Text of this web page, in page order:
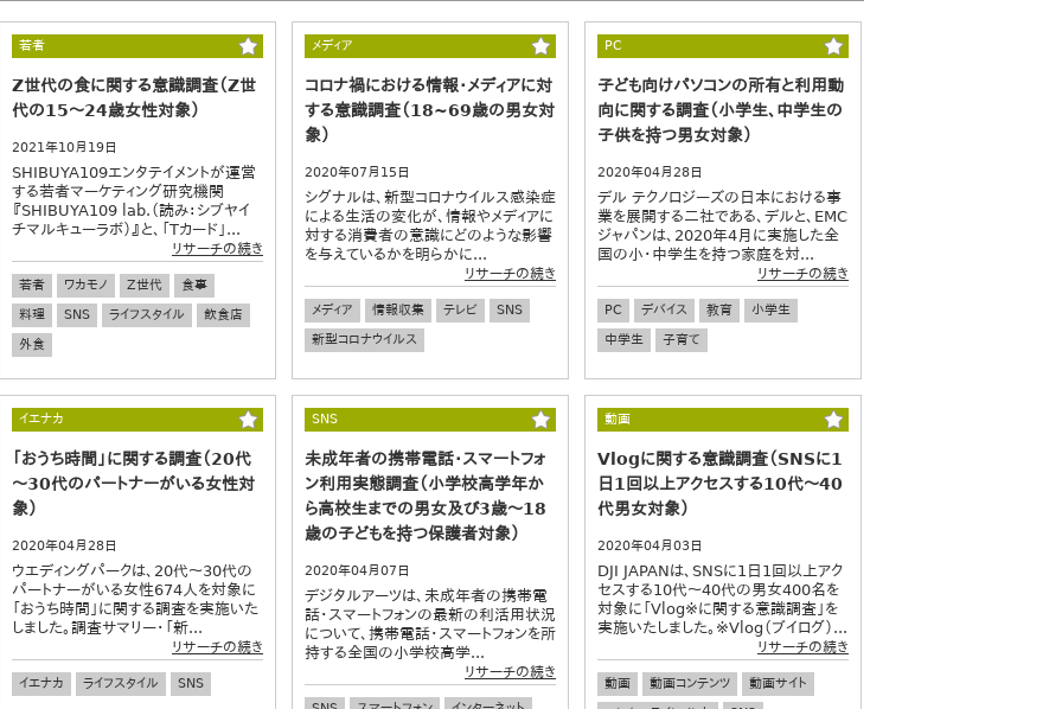
若者
Z世代の食に関する意識調査（Z世
代の15～24歳女性対象）
2021年10月19日
SHIBUYA109エンタテイメントが運営
する若者マーケティング研究機関
『SHIBUYA109 lab.（読み：シブヤイ
チマルキューラボ）』と、「Tカード」...
リサーチの続き
若者 ワカモノ Z世代
食事
料理
SNS ライフスタイル
飲食店
外食
メディア
コロナ禍における情報・メディアに対
する意識調査（18~69歳の男女対
象）
2020年07月15日
シグナルは、新型コロナウイルス感染症
による生活の変化が、情報やメディアに
対する消費者の意識にどのような影響
を与えているかを明らかに...
リサーチの続き
メディア 情報収集 テレビ
SNS
新型コロナウイルス
PC
子ども向けパソコンの所有と利用動
向に関する調査（小学生、中学生の
子供を持つ男女対象）
2020年04月28日
デル テクノロジーズの日本における事
業を展開する二社である、デルと、EMC
ジャパンは、2020年4月に実施した全
国の小・中学生を持つ家庭を対...
リサーチの続き
PC デバイス 教育
小学生
中学生
子育て
イエナカ
「おうち時間」に関する調査（20代
～30代のパートナーがいる女性対
象）
2020年04月28日
ウエディングパークは、20代～30代の
パートナーがいる女性674人を対象に
「おうち時間」に関する調査を実施いた
しました。調査サマリー・「新...
リサーチの続き
イエナカ ライフスタイル SNS
SNS
未成年者の携帯電話・スマートフォ
ン利用実態調査（小学校高学年か
ら高校生までの男女及び3歳～18
歳の子どもを持つ保護者対象）
2020年04月07日
デジタルアーツは、未成年者の携帯電
話・スマートフォンの最新の利活用状況
について、携帯電話・スマートフォンを所
持する全国の小学校高学...
リサーチの続き
動画
Vlogに関する意識調査（SNSに1
日1回以上アクセスする10代～40
代男女対象）
2020年04月03日
DJI JAPANは、SNSに1日1回以上アク
セスする10代～40代の男女400名を
対象に「Vlog※に関する意識調査」を
実施いたしました。※Vlog（ブイログ）...
リサーチの続き
動画 動画コンテンツ
動画サイト